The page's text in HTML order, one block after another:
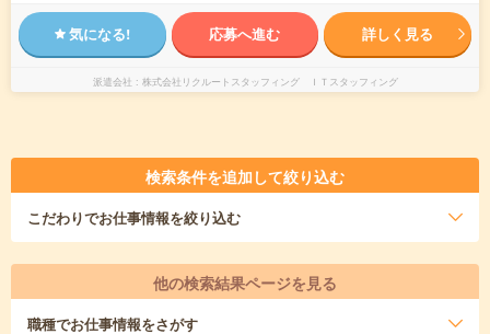
気になる! 応募へ進む 詳しく見る
派遣会社 株式会社リクルートスタッフィング ＩＴスタッフィング
検索条件を追加して絞り込む
こだわりでお仕事情報を絞り込む
他の検索結果ページを見る
職種でお仕事情報をさがす